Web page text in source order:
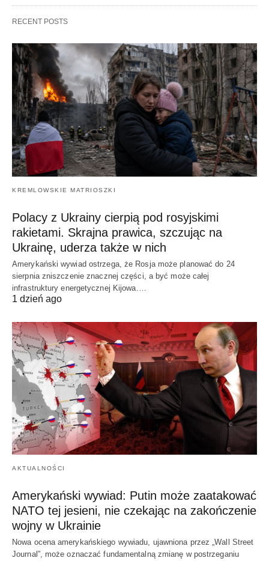
RECENT POSTS
KREMLOWSKIE MATRIOSZKI
Polacy z Ukrainy cierpią pod rosyjskimi
rakietami. Skrajna prawica, szczując na
Ukrainę, uderza także w nich
Amerykański wywiad ostrzega, że Rosja może planować do 24
sierpnia zniszczenie znacznej części, a być może całej
infrastruktury energetycznej Kijowa.…
1 dzień ago
AKTUALNOŚCI
Amerykański wywiad: Putin może zaatakować
NATO tej jesieni, nie czekając na zakończenie
wojny w Ukrainie
Nowa ocena amerykańskiego wywiadu, ujawniona przez „Wall Street
Journal”, może oznaczać fundamentalną zmianę w postrzeganiu